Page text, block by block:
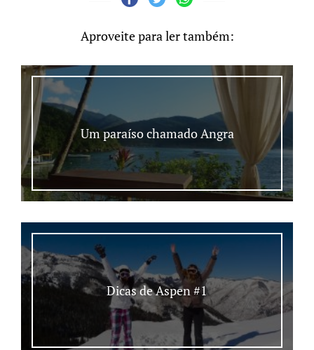
Aproveite para ler também:
Um paraíso chamado Angra
Dicas de Aspen #1